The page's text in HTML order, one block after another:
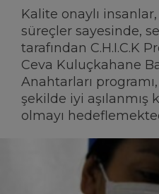
Ceva Dünya
Kalite onaylı
süreçler sayesinde,
tarafından C.H.I.C.K
Ceva Kuluçkahane
Anahtarları
şekilde iyi aşılanmış
olmayı